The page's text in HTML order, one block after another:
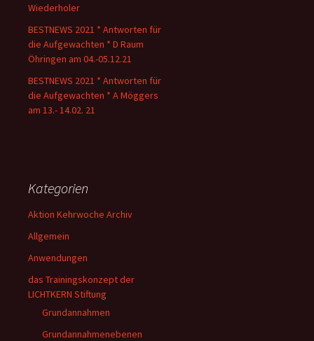
Wiederholer
BESTNEWS 2021 * Antworten für
die Aufgewachten * D Raum
Öhringen am 04.-05.12.21
BESTNEWS 2021 * Antworten für
die Aufgewachten * A Möggers
am 13.- 14.02. 21
Kategorien
Aktion Kehrwoche Archiv
Allgemein
Anwendungen
das Trainingskonzept der
LICHTKERN Stiftung
Grundannahmen
Grundannahmenebenen